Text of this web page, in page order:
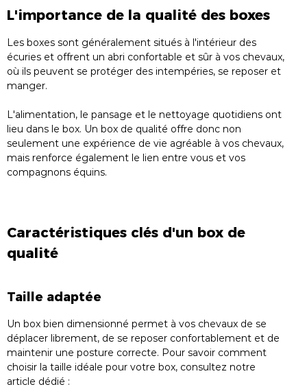
L'importance de la qualité des boxes
Les boxes sont généralement situés à l'intérieur des
écuries et offrent un abri confortable et sûr à vos chevaux,
où ils peuvent se protéger des intempéries, se reposer et
manger.
L'alimentation, le pansage et le nettoyage quotidiens ont
lieu dans le box. Un box de qualité offre donc non
seulement une expérience de vie agréable à vos chevaux,
mais renforce également le lien entre vous et vos
compagnons équins.
Caractéristiques clés d'un box de
qualité
Taille adaptée
Un box bien dimensionné permet à vos chevaux de se
déplacer librement, de se reposer confortablement et de
maintenir une posture correcte. Pour savoir comment
choisir la taille idéale pour votre box, consultez notre
article dédié :